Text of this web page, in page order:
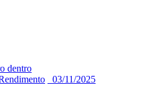
03/11/2025